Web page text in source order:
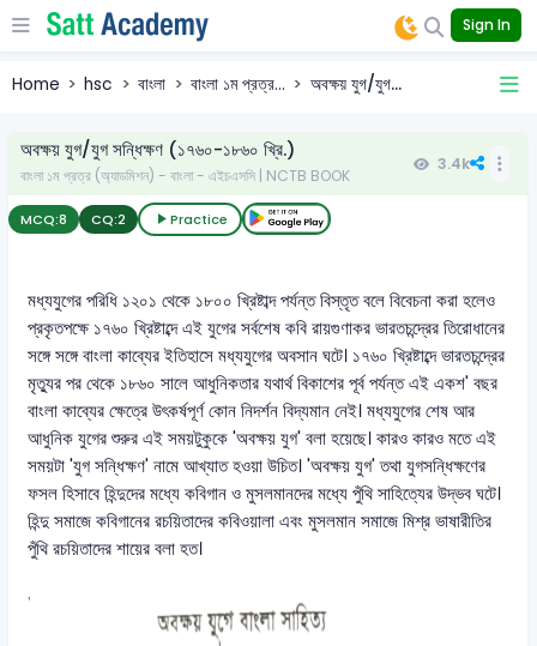
Sign In
Home hsc বাংলা বাংলা ১ম প্রত্র... অবক্ষয় যুগ/যুগ...
অবক্ষয় যুগ/যুগ সন্ধিক্ষণ (১৭৬০-১৮৬০ খ্রি.)
বাংলা ১ম প্রত্র (অ্যাডমিশন) - বাংলা - এইচএসসি | NCTB BOOK
3.4k
MCQ:8 CQ:2 Practice
মধ্যযুগের পরিধি ১২০১ থেকে ১৮০০ খ্রিষ্টাব্দ পর্যন্ত বিস্তৃত বলে বিবেচনা করা হলেও
প্রকৃতপক্ষে ১৭৬০ খ্রিষ্টাব্দে এই যুগের সর্বশেষ কবি রায়গুণাকর ভারতচন্দ্রের তিরোধানের
সঙ্গে সঙ্গে বাংলা কাব্যের ইতিহাসে মধ্যযুগের অবসান ঘটে। ১৭৬০ খ্রিষ্টাব্দে ভারতচন্দ্রের
মৃত্যুর পর থেকে ১৮৬০ সালে আধুনিকতার যথার্থ বিকাশের পূর্ব পর্যন্ত এই একশ' বছর
বাংলা কাব্যের ক্ষেত্রে উৎকর্ষপূর্ণ কোন নিদর্শন বিদ্যমান নেই। মধ্যযুগের শেষ আর
আধুনিক যুগের শুরুর এই সময়টুকুকে 'অবক্ষয় যুগ' বলা হয়েছে। কারও কারও মতে এই
সময়টা 'যুগ সন্ধিক্ষণ' নামে আখ্যাত হওয়া উচিত। 'অবক্ষয় যুগ' তথা যুগসন্ধিক্ষণের
ফসল হিসাবে হিন্দুদের মধ্যে কবিগান ও মুসলমানদের মধ্যে পুঁথি সাহিত্যের উদ্ভব ঘটে।
হিন্দু সমাজে কবিগানের রচয়িতাদের কবিওয়ালা এবং মুসলমান সমাজে মিশ্র ভাষারীতির
পুঁথি রচয়িতাদের শায়ের বলা হত।